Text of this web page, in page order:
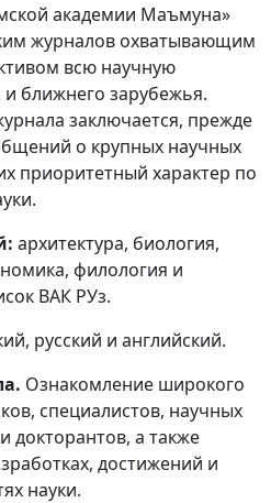
академии Маъмуна»
журналов охватывающим
всю научную
ближнего зарубежья.
заключается, прежде
о крупных научных
приоритетный характер по
архитектура, биология,
филология и
ВАК РУз.
русский и английский.
Ознакомление широкого
специалистов, научных
докторантов, а также
достижений и
науки.